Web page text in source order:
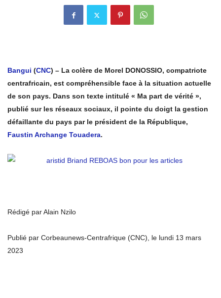
Bangui (CNC) – La colère de Morel DONOSSIO, compatriote
centrafricain, est compréhensible face à la situation actuelle
de son pays. Dans son texte intitulé « Ma part de vérité »,
publié sur les réseaux sociaux, il pointe du doigt la gestion
défaillante du pays par le président de la République,
Faustin Archange Touadera.
Rédigé par Alain Nzilo
Publié par Corbeaunews-Centrafrique (CNC), le lundi 13 mars
2023